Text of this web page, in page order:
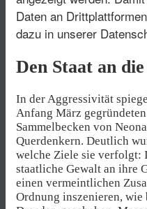
Daten an
dazu in unserer
Den Staat an
In der Aggressivität
Anfang März
Sammelbecken von
Querdenkern. Deutlich
welche Ziele sie verfolgt:
staatliche Gewalt an ihre
einen vermeintlichen
Ordnung inszenieren, wie